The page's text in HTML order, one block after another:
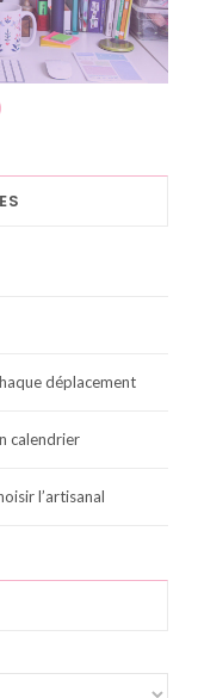
déplacement
calendrier
l’artisanal